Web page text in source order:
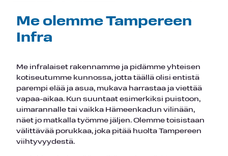
Me olemme Tampereen
Infra
Me infralaiset rakennamme ja pidämme yhteisen
kotiseutumme kunnossa, jotta täällä olisi entistä
parempi elää ja asua, mukava harrastaa ja viettää
vapaa-aikaa. Kun suuntaat esimerkiksi puistoon,
uimarannalle tai vaikka Hämeenkadun vilinään,
näet jo matkalla työmme jäljen. Olemme toisistaan
välittävää porukkaa, joka pitää huolta Tampereen
viihtyvyydestä.